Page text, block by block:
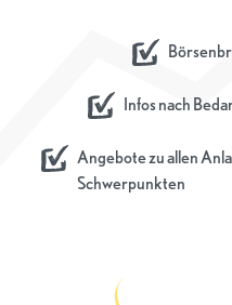
Infos nach
Angebote zu allen
Schwerpunkten